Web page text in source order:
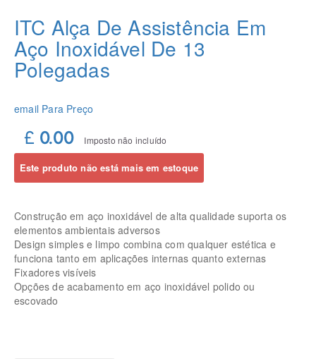
ITC Alça De Assistência Em
Aço Inoxidável De 13
Polegadas
email Para Preço
£ 0.00 Imposto não incluído
Este produto não está mais em estoque
Construção em aço inoxidável de alta qualidade suporta os
elementos ambientais adversos
Design simples e limpo combina com qualquer estética e
funciona tanto em aplicações internas quanto externas
Fixadores visíveis
Opções de acabamento em aço inoxidável polido ou
escovado